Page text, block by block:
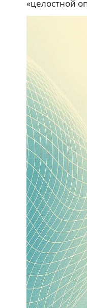
«целостной